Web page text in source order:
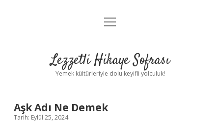
Anasayfa
Yasal Uyarı
menüyü
Lezzetli Hikaye Sofrası
Yemek kültürleriyle dolu keyifli yolculuk!
Aşk Adı Ne Demek
Tarih: Eylül 25, 2024